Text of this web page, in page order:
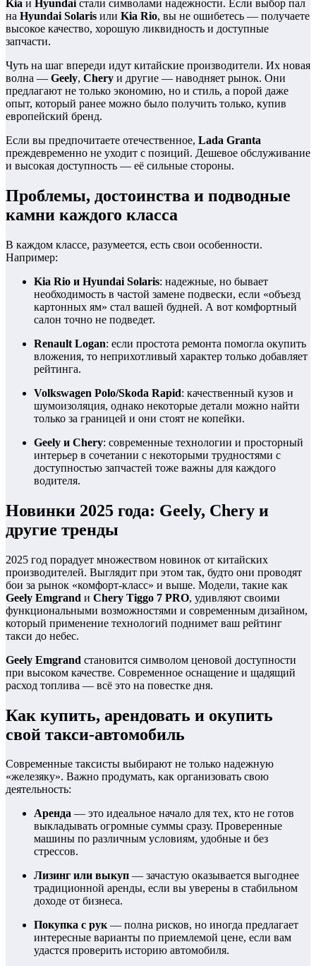
Kia и Hyundai стали символами надежности. Если выбор пал
на Hyundai Solaris или Kia Rio, вы не ошибетесь — получаете
высокое качество, хорошую ликвидность и доступные
запчасти.
Чуть на шаг впереди идут китайские производители. Их новая
волна — Geely, Chery и другие — наводняет рынок. Они
предлагают не только экономию, но и стиль, а порой даже
опыт, который ранее можно было получить только, купив
европейский бренд.
Если вы предпочитаете отечественное, Lada Granta
преждевременно не уходит с позиций. Дешевое обслуживание
и высокая доступность — её сильные стороны.
Проблемы, достоинства и подводные
камни каждого класса
В каждом классе, разумеется, есть свои особенности.
Например:
Kia Rio и Hyundai Solaris: надежные, но бывает
необходимость в частой замене подвески, если «объезд
картонных ям» стал вашей будней. А вот комфортный
салон точно не подведет.
Renault Logan: если простота ремонта помогла окупить
вложения, то неприхотливый характер только добавляет
рейтинга.
Volkswagen Polo/Skoda Rapid: качественный кузов и
шумоизоляция, однако некоторые детали можно найти
только за границей и они стоят не копейки.
Geely и Chery: современные технологии и просторный
интерьер в сочетании с некоторыми трудностями с
доступностью запчастей тоже важны для каждого
водителя.
Новинки 2025 года: Geely, Chery и
другие тренды
2025 год порадует множеством новинок от китайских
производителей. Выглядит при этом так, будто они проводят
бои за рынок «комфорт-класс» и выше. Модели, такие как
Geely Emgrand и Chery Tiggo 7 PRO, удивляют своими
функциональными возможностями и современным дизайном,
который применение технологий поднимет ваш рейтинг
такси до небес.
Geely Emgrand становится символом ценовой доступности
при высоком качестве. Современное оснащение и щадящий
расход топлива — всё это на повестке дня.
Как купить, арендовать и окупить
свой такси-автомобиль
Современные таксисты выбирают не только надежную
«железяку». Важно продумать, как организовать свою
деятельность:
Аренда — это идеальное начало для тех, кто не готов
выкладывать огромные суммы сразу. Проверенные
машины по различным условиям, удобные и без
стрессов.
Лизинг или выкуп — зачастую оказывается выгоднее
традиционной аренды, если вы уверены в стабильном
доходе от бизнеса.
Покупка с рук— полна рисков, но иногда предлагает
интересные варианты по приемлемой цене, если вам
удастся проверить историю автомобиля.